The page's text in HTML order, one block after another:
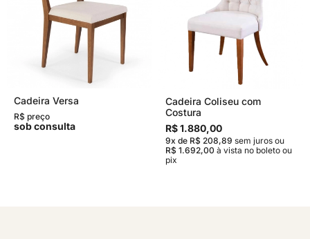
Cadeira Versa
R$ preço
sob consulta
Cadeira Coliseu com
Costura
R$ 1.880,00
9x de R$ 208,89 sem juros ou
R$ 1.692,00 à vista no boleto ou
pix